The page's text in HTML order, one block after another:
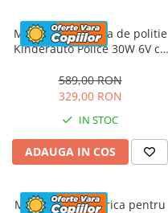
Masinuta electrica de politie
Kinderauto Police 30W 6V cu
bluetooth, culoare Rosu
589,00 RON
329,00 RON
IN STOC
ADAUGA IN COS
Motocicleta electrica pentru